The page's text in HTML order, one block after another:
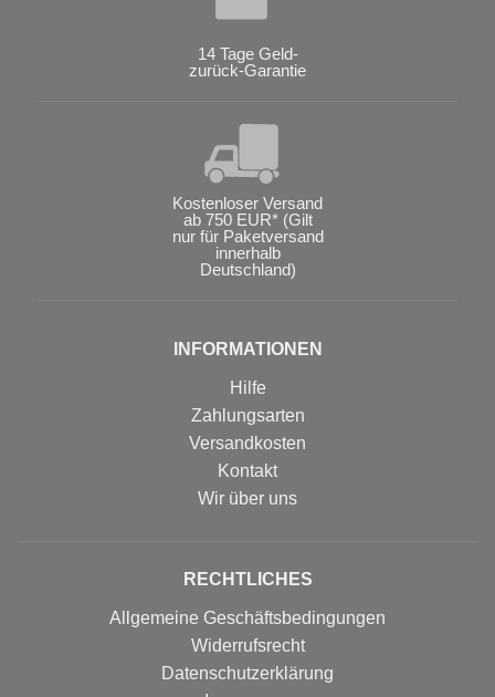
14 Tage Geld-
zurück-Garantie
Kostenloser Versand
ab 750 EUR* (Gilt
nur für Paketversand
innerhalb
Deutschland)
INFORMATIONEN
Hilfe
Zahlungsarten
Versandkosten
Kontakt
Wir über uns
RECHTLICHES
Allgemeine Geschäftsbedingungen
Widerrufsrecht
Datenschutzerklärung